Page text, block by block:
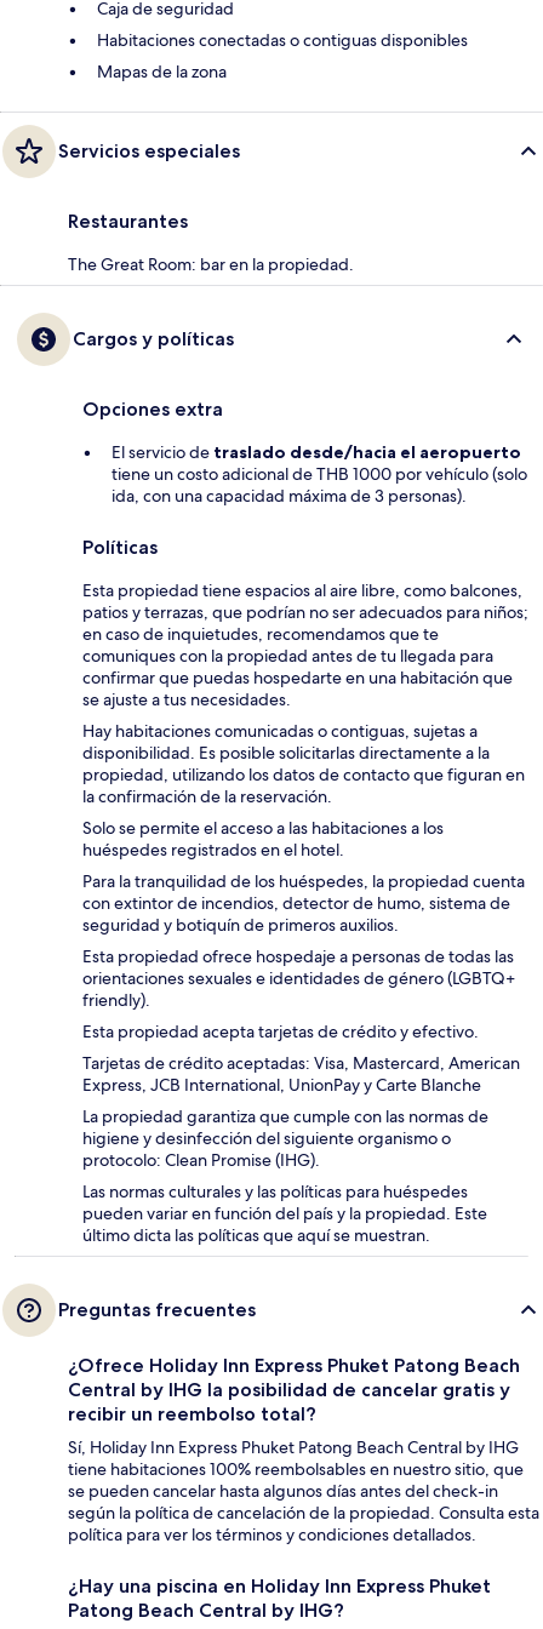
Caja de seguridad
Habitaciones conectadas o contiguas disponibles
Mapas de la zona
Servicios especiales
Restaurantes
The Great Room: bar en la propiedad.
Cargos y políticas
Opciones extra
El servicio de traslado desde/hacia el aeropuerto
tiene un costo adicional de THB 1000 por vehículo (solo
ida, con una capacidad máxima de 3 personas).
Políticas
Esta propiedad tiene espacios al aire libre, como balcones,
patios y terrazas, que podrían no ser adecuados para niños;
en caso de inquietudes, recomendamos que te
comuniques con la propiedad antes de tu llegada para
confirmar que puedas hospedarte en una habitación que
se ajuste a tus necesidades.
Hay habitaciones comunicadas o contiguas, sujetas a
disponibilidad. Es posible solicitarlas directamente a la
propiedad, utilizando los datos de contacto que figuran en
la confirmación de la reservación.
Solo se permite el acceso a las habitaciones a los
huéspedes registrados en el hotel.
Para la tranquilidad de los huéspedes, la propiedad cuenta
con extintor de incendios, detector de humo, sistema de
seguridad y botiquín de primeros auxilios.
Esta propiedad ofrece hospedaje a personas de todas las
orientaciones sexuales e identidades de género (LGBTQ+
friendly).
Esta propiedad acepta tarjetas de crédito y efectivo.
Tarjetas de crédito aceptadas: Visa, Mastercard, American
Express, JCB International, UnionPay y Carte Blanche
La propiedad garantiza que cumple con las normas de
higiene y desinfección del siguiente organismo o
protocolo: Clean Promise (IHG).
Las normas culturales y las políticas para huéspedes
pueden variar en función del país y la propiedad. Este
último dicta las políticas que aquí se muestran.
Preguntas frecuentes
¿Ofrece Holiday Inn Express Phuket Patong Beach
Central by IHG la posibilidad de cancelar gratis y
recibir un reembolso total?
Sí, Holiday Inn Express Phuket Patong Beach Central by IHG
tiene habitaciones 100% reembolsables en nuestro sitio, que
se pueden cancelar hasta algunos días antes del check-in
según la política de cancelación de la propiedad. Consulta esta
política para ver los términos y condiciones detallados.
¿Hay una piscina en Holiday Inn Express Phuket
Patong Beach Central by IHG?